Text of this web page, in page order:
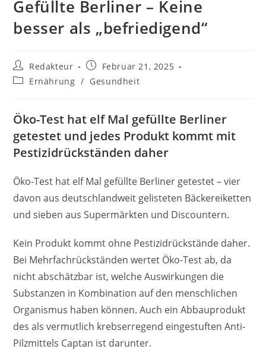
Gefüllte Berliner – Keine
besser als „befriedigend“
Beitrags-
Autor:
Redakteur
Beitrag
veröffentlicht:
Februar 21, 2025
Beitrags-
Ernährung / Gesundheit
Öko-Test hat elf Mal gefüllte Berliner
getestet und jedes Produkt kommt mit
Pestizidrückständen daher
Öko-Test hat elf Mal gefüllte Berliner getestet – vier
davon aus deutschlandweit gelisteten Bäckereiketten
und sieben aus Supermärkten und Discountern.
Kein Produkt kommt ohne Pestizidrückstände daher.
Bei Mehrfachrückständen wertet Öko-Test ab, da
nicht abschätzbar ist, welche Auswirkungen die
Substanzen in Kombination auf den menschlichen
Organismus haben können. Auch ein Abbauprodukt
des als vermutlich krebserregend eingestuften Anti-
Pilzmittels Captan ist darunter.